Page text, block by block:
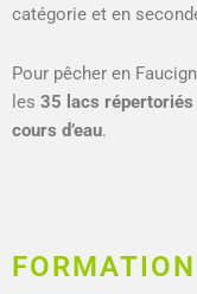
catégorie et en
Pour pêcher en
les 35 lacs répertoriés
cours d’eau.